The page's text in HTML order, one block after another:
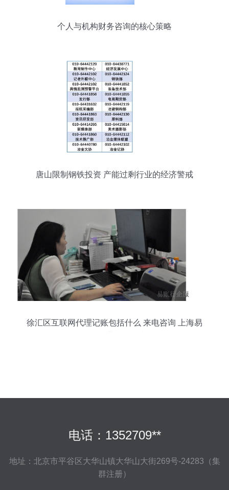
个人与机构财务咨询的核心策略
唐山限制钢铁投资 产能过剩行业的经济警戒
徐汇区互联网代理记账包括什么 来电咨询 上海易
电话：1352709**
地址：北京市平谷区大华山镇大华山大街269号-24283（集
群注册）